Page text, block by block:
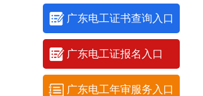
广东电工证书查询入口
广东电工证报名入口
广东电工年审服务入口